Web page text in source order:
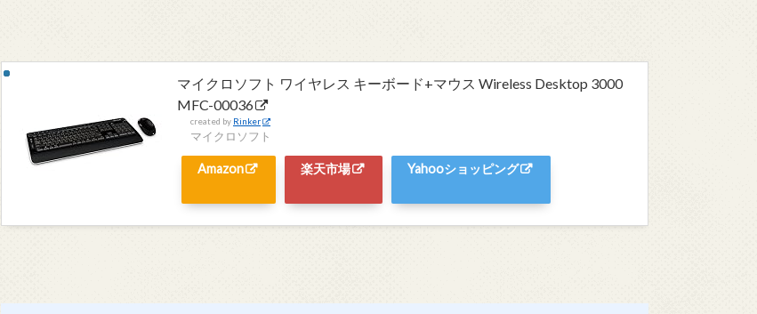
マイクロソフト ワイヤレス キーボード+マウス Wireless Desktop 3000
MFC-00036
created by Rinker
マイクロソフト
Amazon 楽天市場 Yahooショッピング